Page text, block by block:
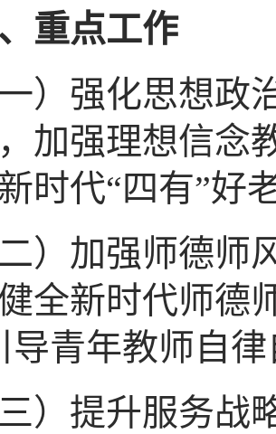
重点工作
强化思想政治
加强理想信念
时代“四有”好
加强师德师风
全新时代师德
导青年教师自
提升服务战略